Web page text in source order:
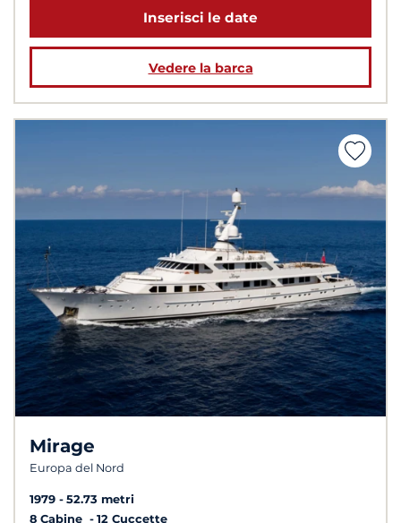
Inserisci le date
Vedere la barca
Mirage
Europa del Nord
1979
52.73 metri
8 Cabine
12 Cuccette